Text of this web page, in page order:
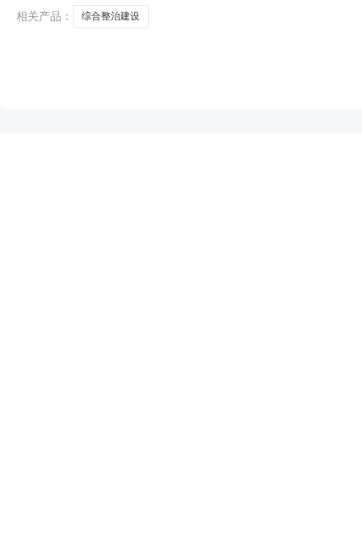
相关产品：
综合整治建设